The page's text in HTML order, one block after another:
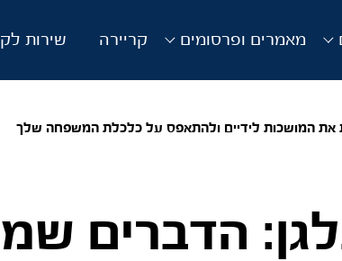
מאמרים ופרסומים קריירה שירות
את המושכות לידיים ולהתאפס על כלכלת המשפחה שלך
הדברים